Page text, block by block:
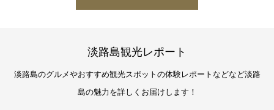
淡路島観光レポート
淡路島のグルメやおすすめ観光スポットの体験レポートなどなど淡路
島の魅力を詳しくお届けします！